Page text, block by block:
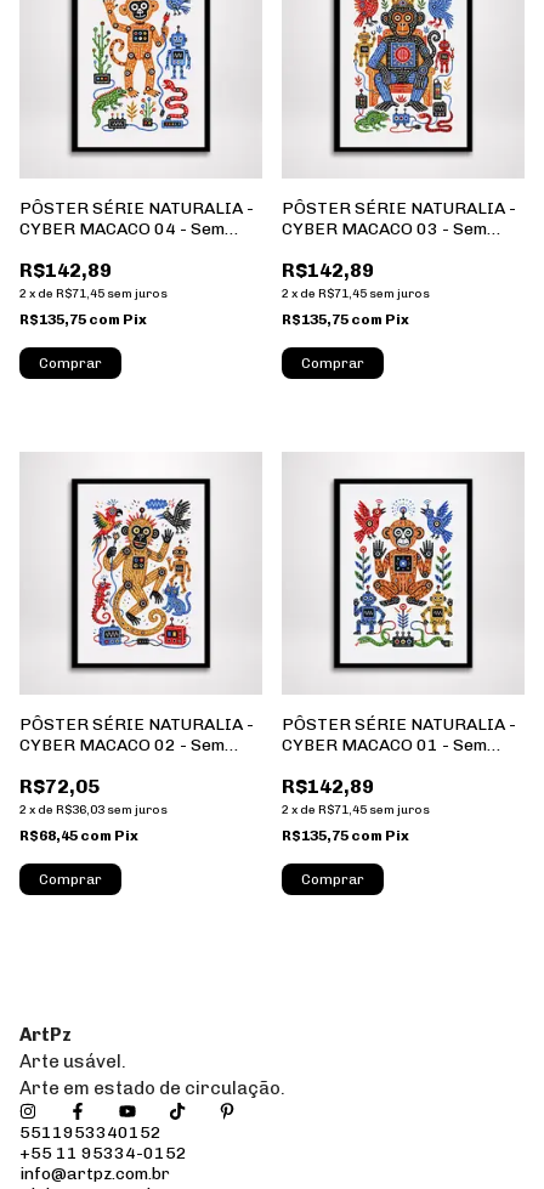
PÔSTER SÉRIE NATURALIA -
CYBER MACACO 04 - Sem
Retrato - Tamanhos: A0, A1,
A2 e A3
R$142,89
2 x de R$71,45 sem juros
R$135,75 com Pix
Comprar
PÔSTER SÉRIE NATURALIA -
CYBER MACACO 03 - Sem
Retrato - Tamanhos: A0, A1,
A2 e A3
R$142,89
2 x de R$71,45 sem juros
R$135,75 com Pix
Comprar
PÔSTER SÉRIE NATURALIA -
CYBER MACACO 02 - Sem
Retrato - Tamanhos: A0, A1,
A2 e A3
R$72,05
2 x de R$36,03 sem juros
R$68,45 com Pix
Comprar
PÔSTER SÉRIE NATURALIA -
CYBER MACACO 01 - Sem
Retrato - Tamanhos: A0, A1,
A2 e A3
R$142,89
2 x de R$71,45 sem juros
R$135,75 com Pix
Comprar
ArtPz
Arte usável.
Arte em estado de circulação.
5511953340152
+55 11 95334-0152
info@artpz.com.br